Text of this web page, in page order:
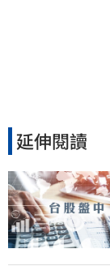
延伸閱讀